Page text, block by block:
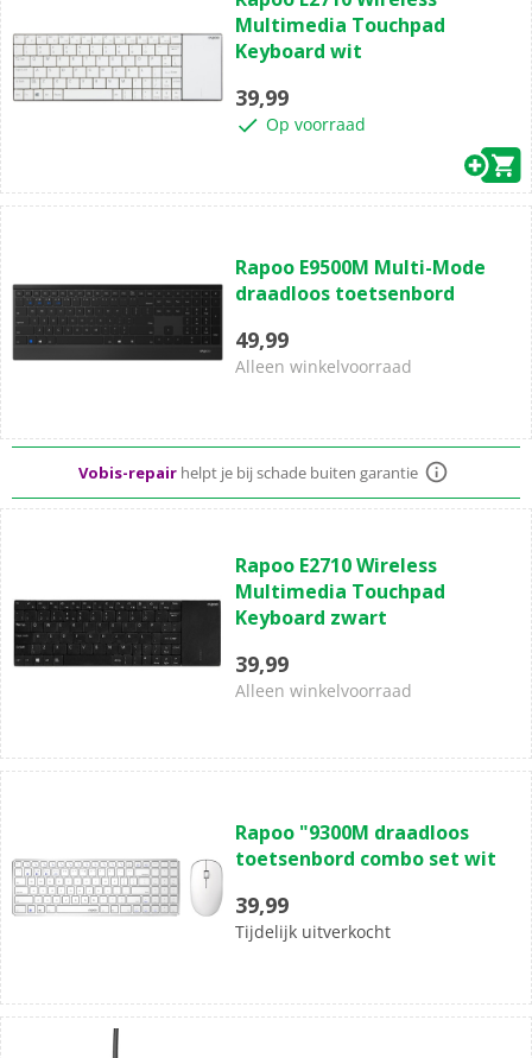
de
5
Multimedia Touchpad
Keyboard wit
39,99
Op voorraad
van
de
sterren.
Rapoo E9500M Multi-Mode
draadloos toetsenbord
49,99
Alleen winkelvoorraad
Vobis-repairhelpt je bij schade buiten garantie
Al meer dan50 jaardé elektronicaspecialist
van
de
5
Rapoo E2710 Wireless
Multimedia Touchpad
Keyboard zwart
39,99
Alleen winkelvoorraad
van
de
sterren.
Rapoo "9300M draadloos
toetsenbord combo set wit
39,99
Tijdelijk uitverkocht